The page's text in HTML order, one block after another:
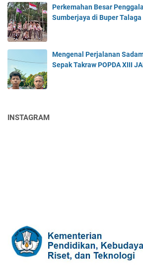
Perkemahan Besar
Sumberjaya di Buper Talaga
Mengenal Perjalanan
Sepak Takraw POPDA XIII
INSTAGRAM